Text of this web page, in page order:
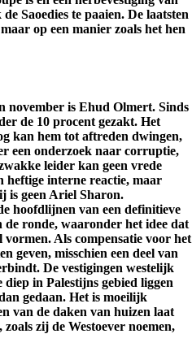
Saoedies te paaien. De laatsten
op een manier zoals het hen
november is Ehud Olmert. Sinds
de 10 procent gezakt. Het
kan hem tot aftreden dwingen,
een onderzoek naar corruptie,
leider kan geen vrede
heftige interne reactie, maar
is geen Ariel Sharon.
hoofdlijnen van een definitieve
de ronde, waaronder het idee dat
vormen. Als compensatie voor het
geven, misschien een deel van
De vestigingen westelijk
in Palestijns gebied liggen
gedaan. Het is moeilijk
van de daken van huizen laat
zij de Westoever noemen,